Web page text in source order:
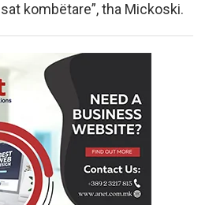
kombëtare”, tha Mickoski.